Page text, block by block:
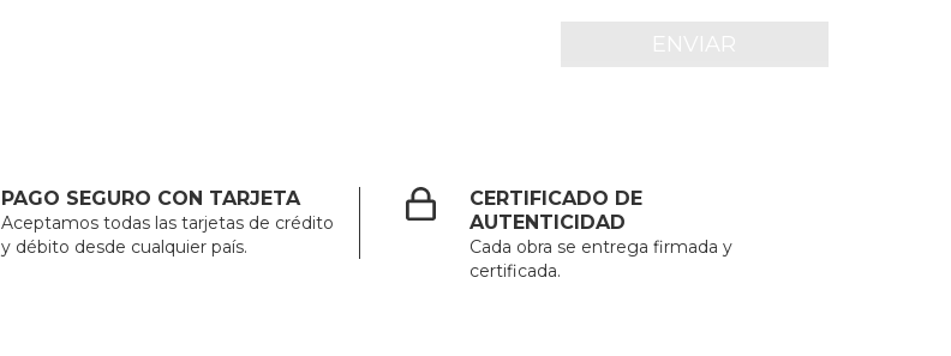
PAGO SEGURO CON TARJETA
Aceptamos todas las tarjetas de crédito
y débito desde cualquier país.
CERTIFICADO DE
AUTENTICIDAD
Cada obra se entrega firmada y
certificada.